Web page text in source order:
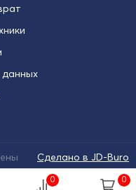
0 0
Сделано в JD-Buro